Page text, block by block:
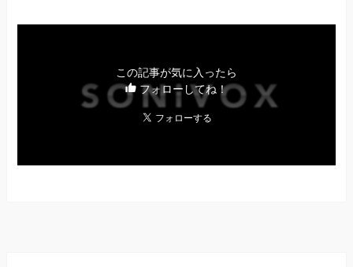
この記事が気に入ったら
フォローしてね！